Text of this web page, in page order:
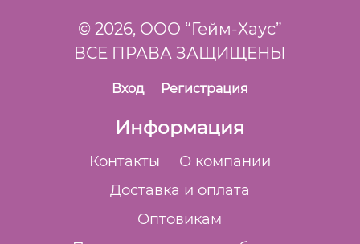
© 2026, ООО “Гейм-Xаус”
ВСЕ ПРАВА ЗАЩИЩЕНЫ
Вход Регистрация
Информация
Контакты
О компании
Доставка и оплата
Оптовикам